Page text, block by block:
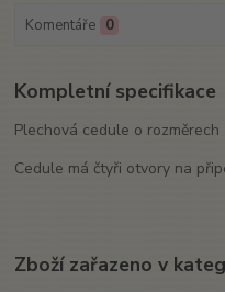
Komentáře 0
Kompletní specifikace
Plechová cedule o rozměrech
Cedule má čtyři otvory na
Zboží zařazeno v